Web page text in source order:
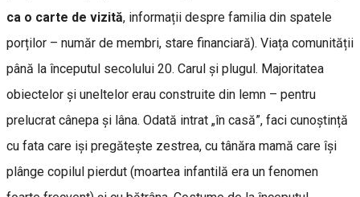
ca o carte de vizită, informații despre familia din spatele
porților – număr de membri, stare financiară). Viața comunității
până la începutul secolului 20. Carul și plugul. Majoritatea
obiectelor și uneltelor erau construite din lemn – pentru
prelucrat cânepa și lâna. Odată intrat „în casă”, faci cunoștință
cu fata care iși pregătește zestrea, cu tânăra mamă care își
plânge copilul pierdut (moartea infantilă era un fenomen